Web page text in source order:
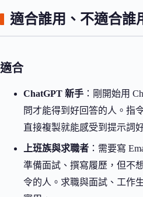
適合誰用、不適合誰
適合
ChatGPT 新手 ：剛開始用
問才能得到好回答的人。指
直接複製就能感受到提示詞
上班族與求職者 ：需要寫
準備面試、撰寫履歷，但不
令的人。求職與面試、工作